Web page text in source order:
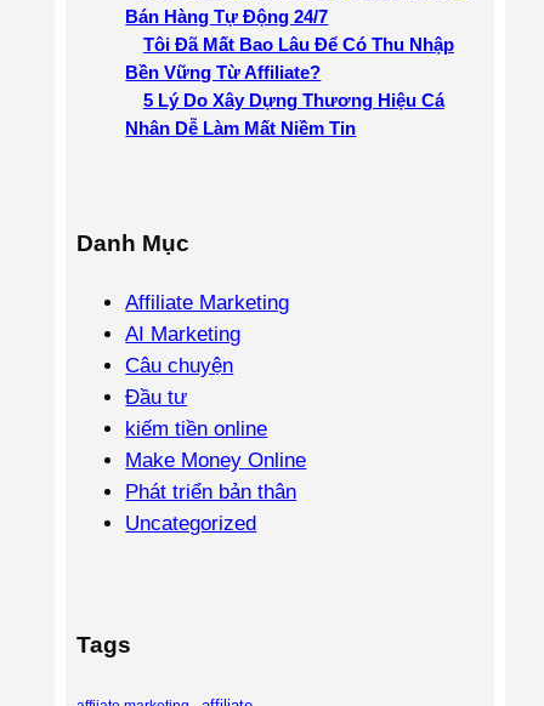
Bán Hàng Tự Động 24/7
Tôi Đã Mất Bao Lâu Để Có Thu Nhập
Bền Vững Từ Affiliate?
5 Lý Do Xây Dựng Thương Hiệu Cá
Nhân Dễ Làm Mất Niềm Tin
Danh Mục
Affiliate Marketing
AI Marketing
Câu chuyện
Đầu tư
kiếm tiền online
Make Money Online
Phát triển bản thân
Uncategorized
Tags